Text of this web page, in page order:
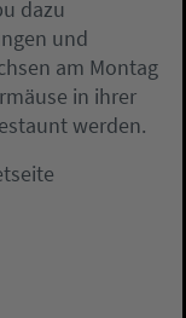
dazu
und
am Montag
in ihrer
werden.